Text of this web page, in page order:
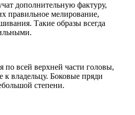
дополнительную фактуру,
правильное мелирование,
Такие образы всегда
по всей верхней части головы,
владельцу. Боковые пряди
степени.